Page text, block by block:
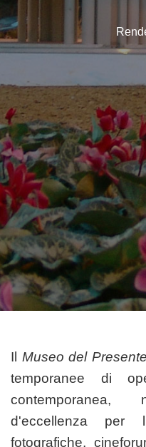
Il Museo del Presente
temporanee di
d'eccellenza per
fotografiche,